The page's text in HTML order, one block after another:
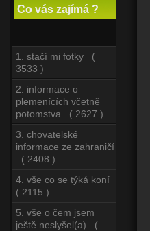
Co vás zajímá ?
1. stačí mi fotky (
3533 )
2. informace o
plemenících včetně
potomstva ( 2627 )
3. chovatelské
informace ze zahraničí
( 2408 )
4. vše co se týká koní
( 2115 )
5. vše o čem jsem
ještě neslyšel(a) (